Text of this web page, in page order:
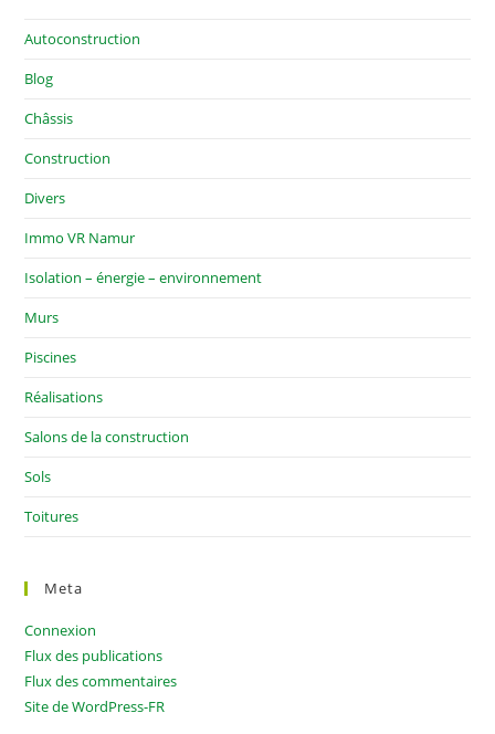
Autoconstruction
Blog
Châssis
Construction
Divers
Immo VR Namur
Isolation – énergie – environnement
Murs
Piscines
Réalisations
Salons de la construction
Sols
Toitures
Meta
Connexion
Flux des publications
Flux des commentaires
Site de WordPress-FR